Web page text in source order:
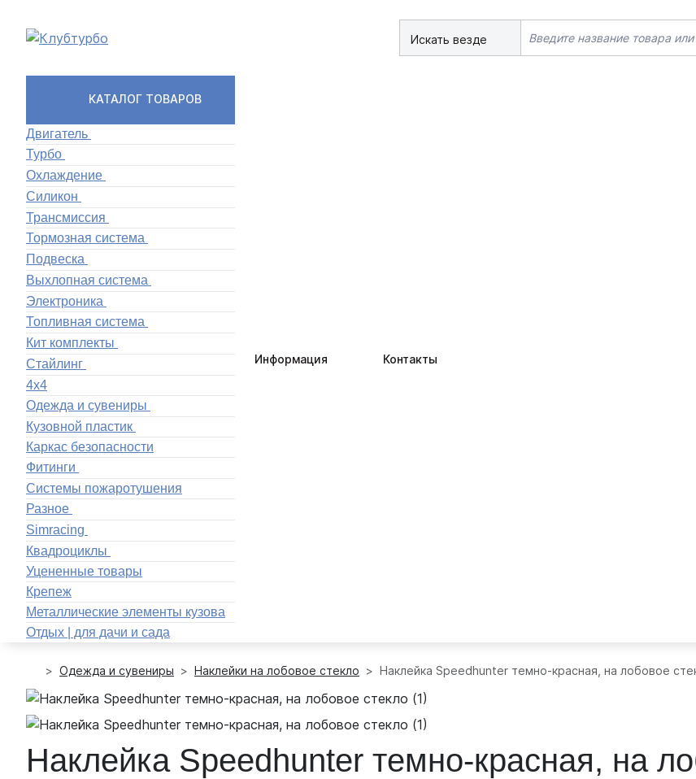
Искать везде
КАТАЛОГ ТОВАРОВ
Двигатель
Турбо
Охлаждение
Силикон
Трансмиссия
Тормозная система
Подвеска
Выхлопная система
Электроника
Топливная система
Кит комплекты
Стайлинг
4x4
Одежда и сувениры
Кузовной пластик
Каркас безопасности
Фитинги
Системы пожаротушения
Разное
Simracing
Квадроциклы
Уцененные товары
Крепеж
Металлические элементы кузова
Отдых | для дачи и сада
Информация Контакты
Одежда и сувениры Наклейки на лобовое стекло Наклейка Speedhunter темно-красная, на лобовое
Наклейка Speedhunter темно-красная, на